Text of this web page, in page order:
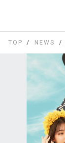
TOP NEWS